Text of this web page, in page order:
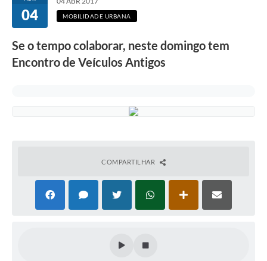
04 MOBILIDADE URBANA
Se o tempo colaborar, neste domingo tem
Encontro de Veículos Antigos
COMPARTILHAR